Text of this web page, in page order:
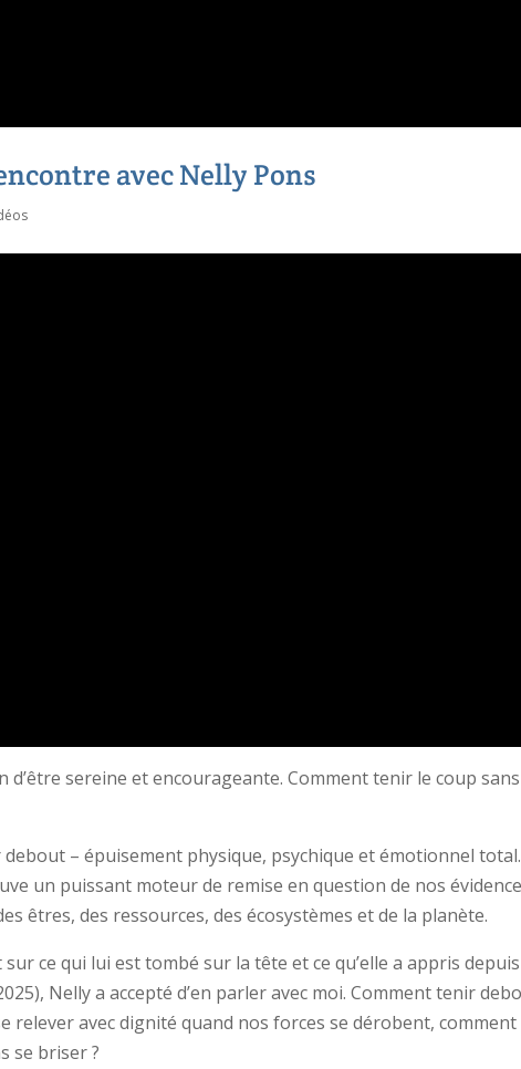
avec Nelly Pons
sereine et encourageante. Comment tenir le coup sans
– épuisement physique, psychique et émotionnel total.
un puissant moteur de remise en question de nos
êtres, des ressources, des écosystèmes et de la planète.
ce qui lui est tombé sur la tête et ce qu’elle a appris depuis
Nelly a accepté d’en parler avec moi. Comment tenir
relever avec dignité quand nos forces se dérobent, comment
se briser ?